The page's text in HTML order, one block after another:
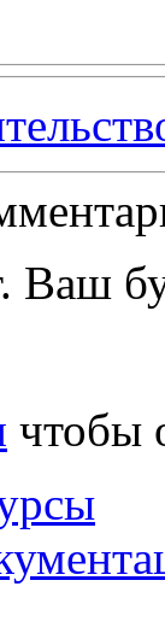
Ваш
чтобы